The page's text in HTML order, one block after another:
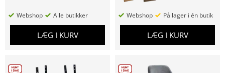
Webshop Alle butikker
LÆG I KURV
Webshop På lager i én butik
LÆG I KURV